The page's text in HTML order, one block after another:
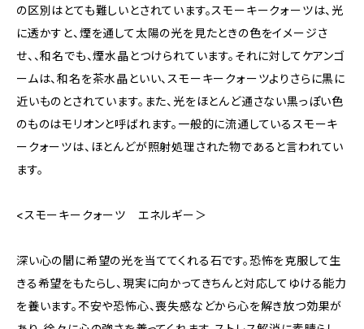
の区別はとても難しいとされています。スモーキークォーツは、光
に透かすと、煙を通して太陽の光を見たときの色をイメージさ
せ、、和名でも、煙水晶とつけられています。それに対してケアンゴ
ームは、和名を茶水晶といい、スモーキークォーツよりさらに黒に
近いものとされています。また、光をほとんど通さない黒っぽい色
のものはモリオンと呼ばれます。一般的に流通しているスモーキ
ークォーツは、ほとんどが照射処理された物であると言われてい
ます。
<スモーキークォーツ エネルギー＞
深い心の闇に希望の光を当ててくれる石です。恐怖を克服して生
きる希望をもたらし、現実に向かってきちんと対応してゆける能力
を養います。不安や恐怖心、喪失感などから心を解き放つ効果が